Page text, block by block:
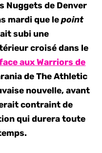
Nuggets de Denver
mardi que lepoint
subi une
croisé dans le
aux Warriors de
de The Athletic
nouvelle, avant
contraint de
qui durera toute